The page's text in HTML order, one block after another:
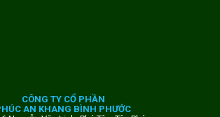
CÔNG TY CỔ PHẦN
AN KHANG BÌNH PHƯỚC